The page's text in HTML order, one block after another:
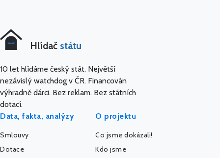
Hlídač státu
10 let hlídáme český stát. Největší
nezávislý watchdog v ČR. Financován
výhradně dárci. Bez reklam. Bez státních
dotací.
Data, fakta, analýzy
Smlouvy
Dotace
O projektu
Co jsme dokázali!
Kdo jsme